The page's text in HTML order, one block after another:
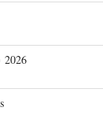
2026